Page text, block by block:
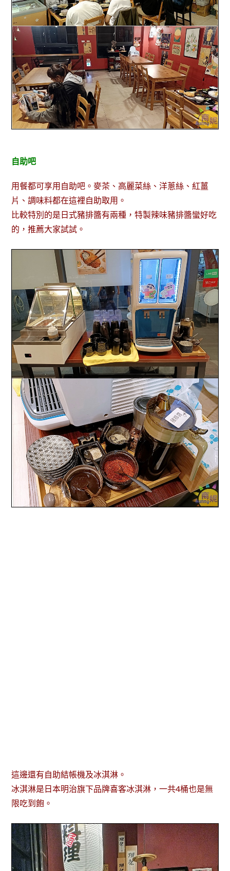
自助吧
用餐都可享用自助吧。麥茶、高麗菜絲、洋蔥絲、紅薑
片、調味料都在這裡自助取用。
比較特別的是日式豬排醬有兩種，特製辣味豬排醬蠻好吃
的，推薦大家試試。
這邊還有自助結帳機及冰淇淋。
冰淇淋是日本明治旗下品牌喜客冰淇淋，一共4桶也是無
限吃到飽。